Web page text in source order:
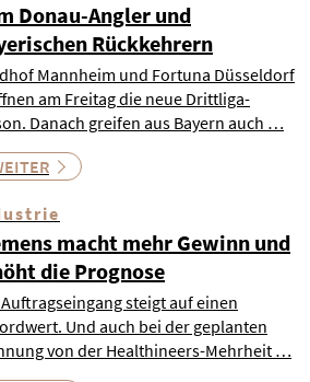
Donau-Angler und
Rückkehrern
Mannheim und Fortuna Düsseldorf
am Freitag die neue Drittliga-
Danach greifen aus Bayern auch …
macht mehr Gewinn und
die Prognose
steigt auf einen
Und auch bei der geplanten
von der Healthineers-Mehrheit …